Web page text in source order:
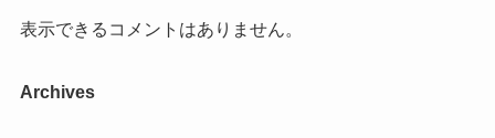
表示できるコメントはありません。
Archives